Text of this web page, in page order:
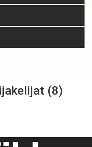
(8)